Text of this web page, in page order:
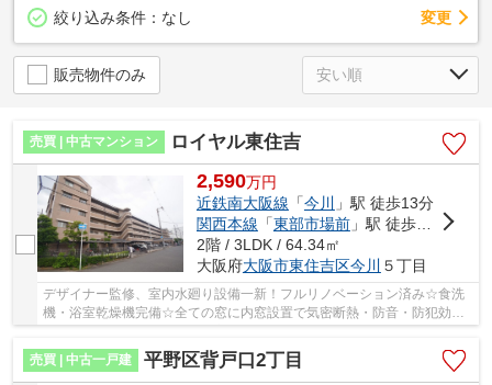
絞り込み条件： なし 変更
販売物件のみ
売買 | 中古マンション ロイヤル東住吉
2,590万円
近鉄南大阪線 「今川
」駅 徒歩13分
関西本線 「東部市場前」駅 徒歩15分
2階 / 3LDK / 64.34㎡
大阪府大阪市東住吉区今川 ５丁目
デザイナー監修、室内水廻り設備一新！フルリノベーション済み☆食洗
機・浴室乾燥機完備☆全ての窓に内窓設置で気密断熱・防音・防犯効果
売買 | 中古一戸建
平野区背戸口2丁目